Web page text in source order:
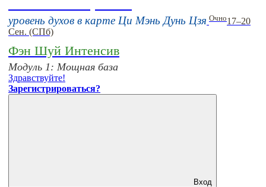
уровень духов в карте Ци Мэнь Дунь Цзя Очно17–20
Сен. (СПб)
Фэн Шуй Интенсив
Модуль 1: Мощная база
Здравствуйте!
Зарегистрироваться?
Вход